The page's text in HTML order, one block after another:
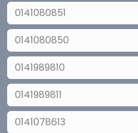
0141080851
0141080850
0141989810
0141989811
0141078613